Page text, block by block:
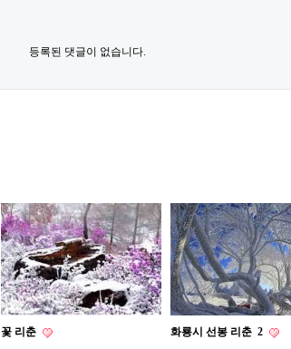
등록된 댓글이 없습니다.
꽃 리춘
화룡시 선봉 리춘 2